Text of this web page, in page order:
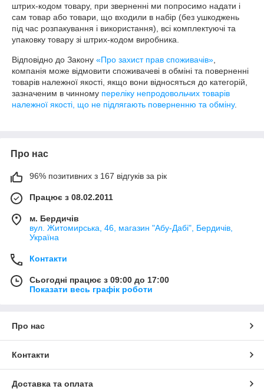
штрих-кодом товару, при зверненні ми попросимо надати і
сам товар або товари, що входили в набір (без ушкоджень
під час розпакування і використання), всі комплектуючі та
упаковку товару зі штрих-кодом виробника.
Відповідно до Закону «Про захист прав споживачів»
компанія може відмовити споживачеві в обміні та поверненні
товарів належної якості, якщо вони відносяться до категорій,
зазначеним в чинному переліку непродовольчих товарів
належної якості, що не підлягають поверненню та обміну.
Про нас
96% позитивних з 167 відгуків за рік
Працює з 08.02.2011
м. Бердичів
вул. Житомирська, 46, магазин "Абу-Дабі", Бердичів,
Україна
Контакти
Сьогодні працює з 09:00 до 17:00
Показати весь графік роботи
Про нас
Контакти
Доставка та оплата